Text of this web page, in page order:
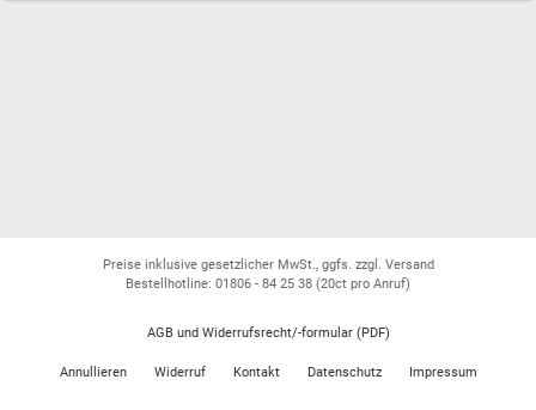
Preise inklusive gesetzlicher MwSt., ggfs. zzgl. Versand
Bestellhotline: 01806 - 84 25 38 (20ct pro Anruf)
AGB und Widerrufsrecht/-formular (PDF)
Annullieren Widerruf Kontakt Datenschutz Impressum